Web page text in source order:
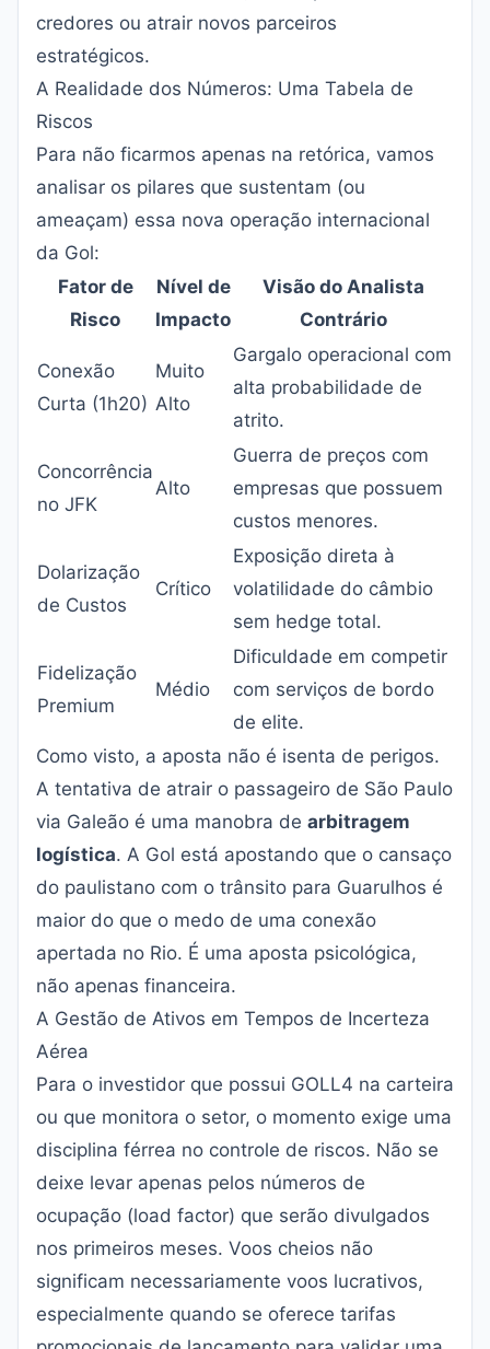
credores ou atrair novos parceiros
estratégicos.
A Realidade dos Números: Uma Tabela de
Riscos
Para não ficarmos apenas na retórica, vamos
analisar os pilares que sustentam (ou
ameaçam) essa nova operação internacional
da Gol:
Fator de
Risco
Nível de
Impacto
Visão do Analista
Contrário
Conexão
Curta (1h20)
Muito
Alto
Gargalo operacional com
alta probabilidade de
atrito.
Concorrência
no JFK
Alto
Guerra de preços com
empresas que possuem
custos menores.
Dolarização
de Custos
Crítico
Exposição direta à
volatilidade do câmbio
sem hedge total.
Fidelização
Premium
Médio
Dificuldade em competir
com serviços de bordo
de elite.
Como visto, a aposta não é isenta de perigos.
A tentativa de atrair o passageiro de São Paulo
via Galeão é uma manobra de arbitragem
logística. A Gol está apostando que o cansaço
do paulistano com o trânsito para Guarulhos é
maior do que o medo de uma conexão
apertada no Rio. É uma aposta psicológica,
não apenas financeira.
A Gestão de Ativos em Tempos de Incerteza
Aérea
Para o investidor que possui GOLL4 na carteira
ou que monitora o setor, o momento exige uma
disciplina férrea no controle de riscos. Não se
deixe levar apenas pelos números de
ocupação (load factor) que serão divulgados
nos primeiros meses. Voos cheios não
significam necessariamente voos lucrativos,
especialmente quando se oferece tarifas